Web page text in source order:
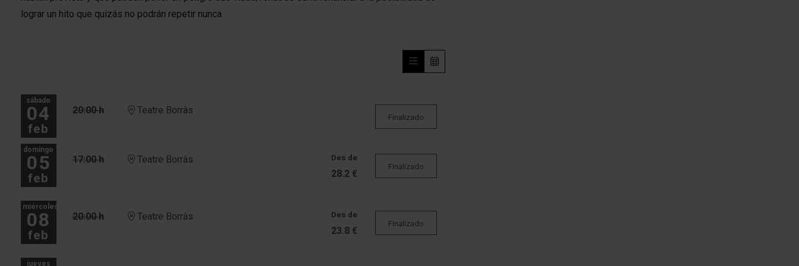
lograr un hito que quizás no podrán repetir nunca
sábado
04
feb
20:00 h Teatre Borràs
Finalizado
domingo
05
feb
17:00 h Teatre Borràs Des de
28.2 €
Finalizado
miércoles
08
feb
20:00 h Teatre Borràs Des de
23.8 €
Finalizado
jueves